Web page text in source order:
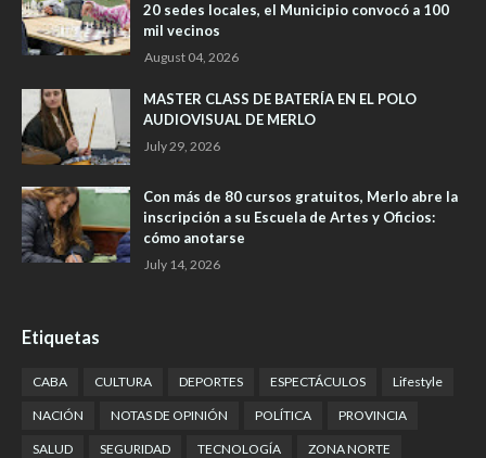
20 sedes locales, el Municipio convocó a 100
mil vecinos
August 04, 2026
MASTER CLASS DE BATERÍA EN EL POLO
AUDIOVISUAL DE MERLO
July 29, 2026
Con más de 80 cursos gratuitos, Merlo abre la
inscripción a su Escuela de Artes y Oficios:
cómo anotarse
July 14, 2026
Etiquetas
CABA CULTURA DEPORTES ESPECTÁCULOS Lifestyle
NACIÓN NOTAS DE OPINIÓN POLÍTICA PROVINCIA
SALUD SEGURIDAD TECNOLOGÍA ZONA NORTE